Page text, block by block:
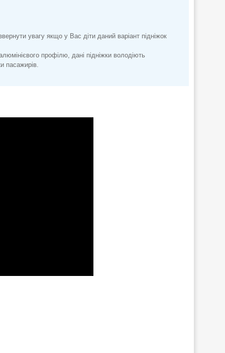
увагу якщо у Вас діти даний варіант підніжок
профілю, дані підніжки володіють
пасажирів.